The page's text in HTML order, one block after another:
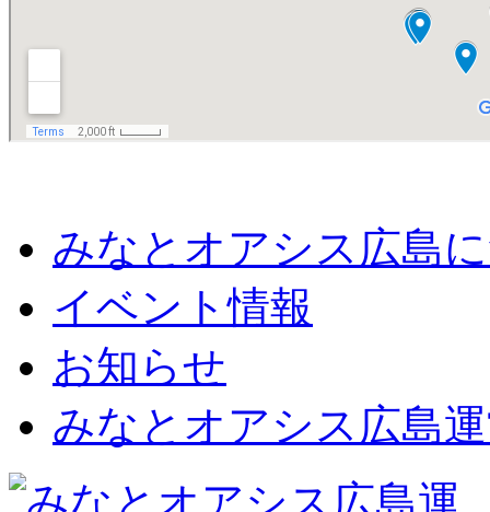
みなとオアシス広島
イベント情報
お知らせ
みなとオアシス広島